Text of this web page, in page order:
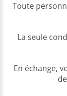
Toute
La seule
En échange,